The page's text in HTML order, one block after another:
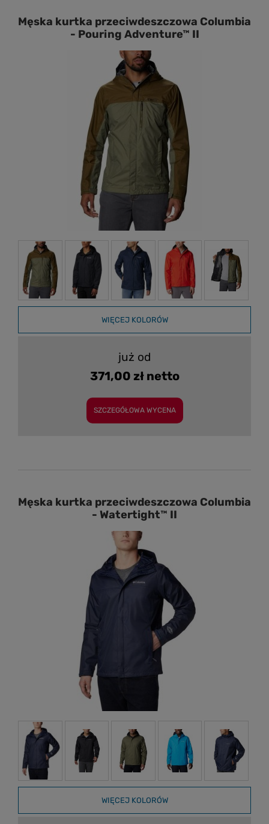
Męska kurtka przeciwdeszczowa Columbia
- Pouring Adventure™ II
WIĘCEJ KOLORÓW
już od
371,00 zł netto
SZCZEGÓŁOWA WYCENA
Męska kurtka przeciwdeszczowa Columbia
- Watertight™ II
WIĘCEJ KOLORÓW